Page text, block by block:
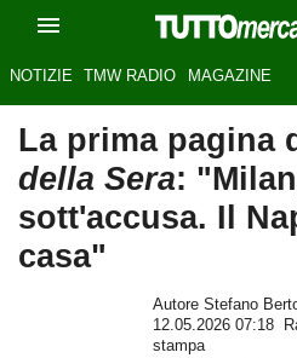
NOTIZIE TMW RADIO MAGAZINE
La prima pagina
della Sera:
sott'accusa. Il
casa"
Autore Stefano
12.05.2026 07:18
stampa